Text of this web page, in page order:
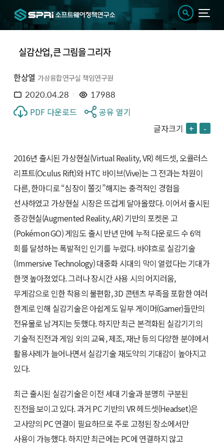
실감산업, 큰 그림을 그리자
한상열 가상융합연구실 책임연구원
2020.04.28 17988
PDF 다운로드
공유 열기
글자크기 + -
2016년 출시된 가상현실(Virtual Reality, VR) 헤드셋, 오큘러스
리프트(Oculus Rift)와 HTC 바이브(Vive)는 그 전과는 차원이
다른, 한마디로 “심장이 쫄깃”해지는 충격적인 경험을
선사하였고 가상현실 시장은 뜨겁게 달아올랐다. 이어서 출시된
증강현실(Augmented Reality, AR) 기반의 포켓몬 고
(Pokémon GO) 게임도 출시 반년 만에 누적 다운로드 수 6억
회를 달성하는 폭발적인 인기를 누렸다. 바야흐로 실감기술
(Immersive Technology) 대중화 시대의 막이 열렸다는 기대가
한껏 높아졌었다. 그러나 장시간 사용 시의 어지러움,
무게감으로 인한 착용의 불편함, 3D 콘텐츠 부족을 포함한 여러
한계로 인해 실감기술은 아쉽게도 일부 게이머(Gamer)들만의
전유물로 남겨지는 듯했다. 하지만 최근 본격화된 실감기기의
기술적 진전과 게임 외의 교육, 제조, 재난 등의 다양한 분야에서
활용사례가 늘어나면서 실감기술 재도약의 기대감이 높아지고
있다.
최근 출시된 실감기술은 이전 세대 기술과 분명히 구분된
진전을 보이고 있다. 과거 PC 기반의 VR 헤드셋(Headset)은
고사양의 PC 연결이 필요하므로 주로 고정된 장소에서만
사용이 가능했다. 하지만 최근에는 PC에 연결하지 않고